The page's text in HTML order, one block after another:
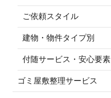
ご依頼スタイル
建物・物件タイプ別
付随サービス・安心要素
ゴミ屋敷整理サービス